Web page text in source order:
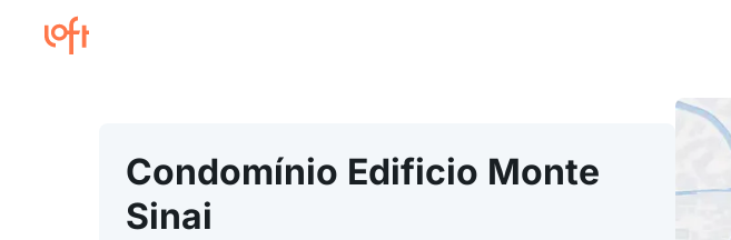
Condomínio Edificio Monte
Sinai